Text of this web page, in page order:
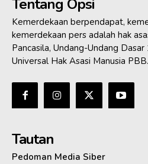
Tentang Opsi
Kemerdekaan berpendapat,
kemerdekaan pers adalah hak
Pancasila, Undang-Undang
Universal Hak Asasi Manusia PBB.
Tautan
Pedoman Media Siber